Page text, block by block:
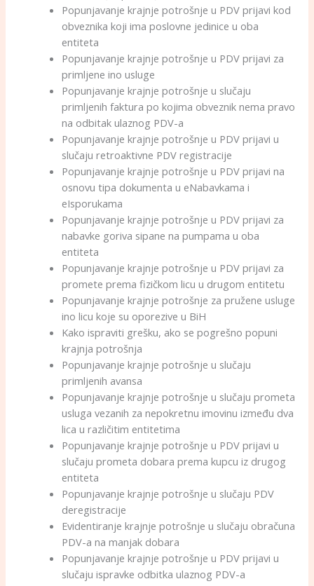
Popunjavanje krajnje potrošnje u PDV prijavi kod
obveznika koji ima poslovne jedinice u oba
entiteta
Popunjavanje krajnje potrošnje u PDV prijavi za
primljene ino usluge
Popunjavanje krajnje potrošnje u slučaju
primljenih faktura po kojima obveznik nema pravo
na odbitak ulaznog PDV-a
Popunjavanje krajnje potrošnje u PDV prijavi u
slučaju retroaktivne PDV registracije
Popunjavanje krajnje potrošnje u PDV prijavi na
osnovu tipa dokumenta u eNabavkama i
eIsporukama
Popunjavanje krajnje potrošnje u PDV prijavi za
nabavke goriva sipane na pumpama u oba
entiteta
Popunjavanje krajnje potrošnje u PDV prijavi za
promete prema fizičkom licu u drugom entitetu
Popunjavanje krajnje potrošnje za pružene usluge
ino licu koje su oporezive u BiH
Kako ispraviti grešku, ako se pogrešno popuni
krajnja potrošnja
Popunjavanje krajnje potrošnje u slučaju
primljenih avansa
Popunjavanje krajnje potrošnje u slučaju prometa
usluga vezanih za nepokretnu imovinu između dva
lica u različitim entitetima
Popunjavanje krajnje potrošnje u PDV prijavi u
slučaju prometa dobara prema kupcu iz drugog
entiteta
Popunjavanje krajnje potrošnje u slučaju PDV
deregistracije
Evidentiranje krajnje potrošnje u slučaju obračuna
PDV-a na manjak dobara
Popunjavanje krajnje potrošnje u PDV prijavi u
slučaju ispravke odbitka ulaznog PDV-a